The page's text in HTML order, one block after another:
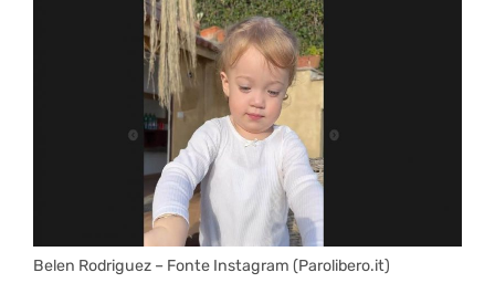
Belen Rodriguez – Fonte Instagram (Parolibero.it)